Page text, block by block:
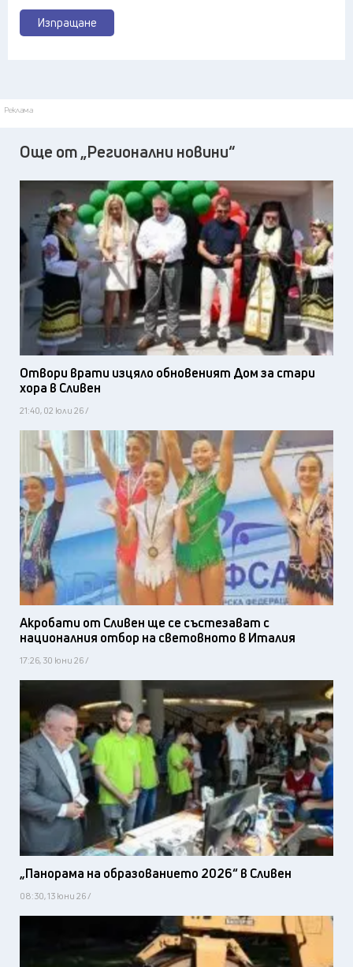
Изпращане
Реклама
Още от „Регионални новини“
Отвори врати изцяло обновеният Дом за стари
хора в Сливен
21:40, 02 юли 26 /
Акробати от Сливен ще се състезават с
националния отбор на световното в Италия
17:26, 30 юни 26 /
„Панорама на образованието 2026“ в Сливен
08:30, 13 юни 26 /